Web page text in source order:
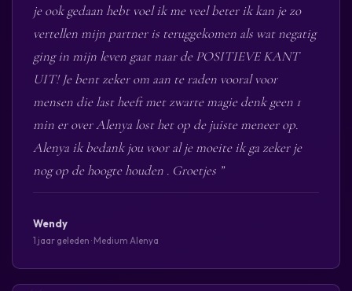
je ook gedaan hebt voel ik me veel beter ik kan je zo
vertellen mijn partner is teruggekomen als wat negatig
ging in mijn leven gaat naar de POSITIEVE KANT
UIT! Je bent zeker om aan te raden vooral voor
mensen die last heeft met zwarte magie denk geen 1
min er over Alenya lost het op de juiste meneer op.
Alenya ik bedank jou voor al je moeite ik ga zeker je
nog op de hoogte houden . Groetjes ”
Wendy
1 jaar geleden · Medium Alenya